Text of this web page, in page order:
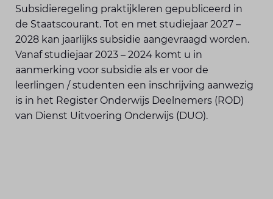
Subsidieregeling praktijkleren gepubliceerd in
de Staatscourant. Tot en met studiejaar 2027 –
2028 kan jaarlijks subsidie aangevraagd worden.
Vanaf studiejaar 2023 – 2024 komt u in
aanmerking voor subsidie als er voor de
leerlingen / studenten een inschrijving aanwezig
is in het Register Onderwijs Deelnemers (ROD)
van Dienst Uitvoering Onderwijs (DUO).